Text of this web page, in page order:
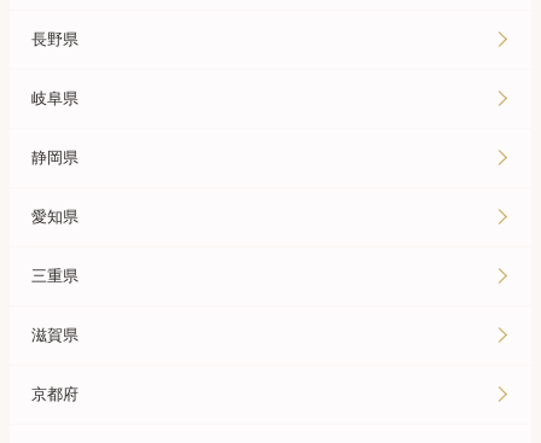
長野県
岐阜県
静岡県
愛知県
三重県
滋賀県
京都府